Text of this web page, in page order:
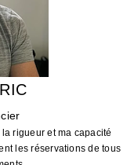
rigueur et ma capacité
les réservations de tous